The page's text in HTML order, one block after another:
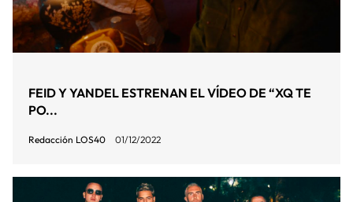
FEID Y YANDEL ESTRENAN EL VÍDEO DE “XQ TE
PO...
Redacción LOS40 01/12/2022